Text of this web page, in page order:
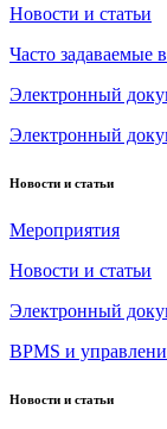
Новости и статьи
Часто задаваемые
Электронный
Электронный
Новости и статьи
Мероприятия
Новости и статьи
Электронный
BPMS и
Новости и статьи